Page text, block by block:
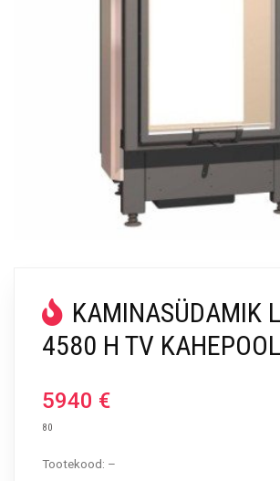
KAMINASÜDAMIK
4580 H TV
5940 €
80
Tootekood: –